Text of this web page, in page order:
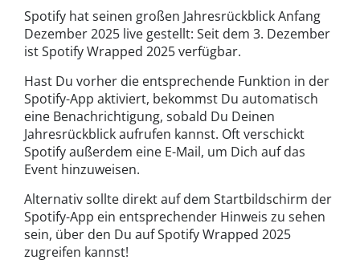
Spotify hat seinen großen Jahresrückblick Anfang
Dezember 2025 live gestellt: Seit dem 3. Dezember
ist Spotify Wrapped 2025 verfügbar.
Hast Du vorher die entsprechende Funktion in der
Spotify-App aktiviert, bekommst Du automatisch
eine Benachrichtigung, sobald Du Deinen
Jahresrückblick aufrufen kannst. Oft verschickt
Spotify außerdem eine E-Mail, um Dich auf das
Event hinzuweisen.
Alternativ sollte direkt auf dem Startbildschirm der
Spotify-App ein entsprechender Hinweis zu sehen
sein, über den Du auf Spotify Wrapped 2025
zugreifen kannst!